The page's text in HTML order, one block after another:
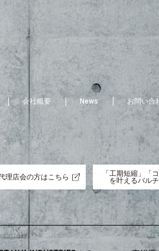
会社概要 News お問い合
理店会の方はこちら
「工期短縮」「
を叶えるバル